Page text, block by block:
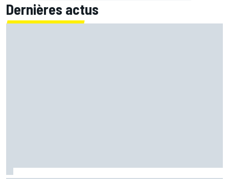
Dernières actus